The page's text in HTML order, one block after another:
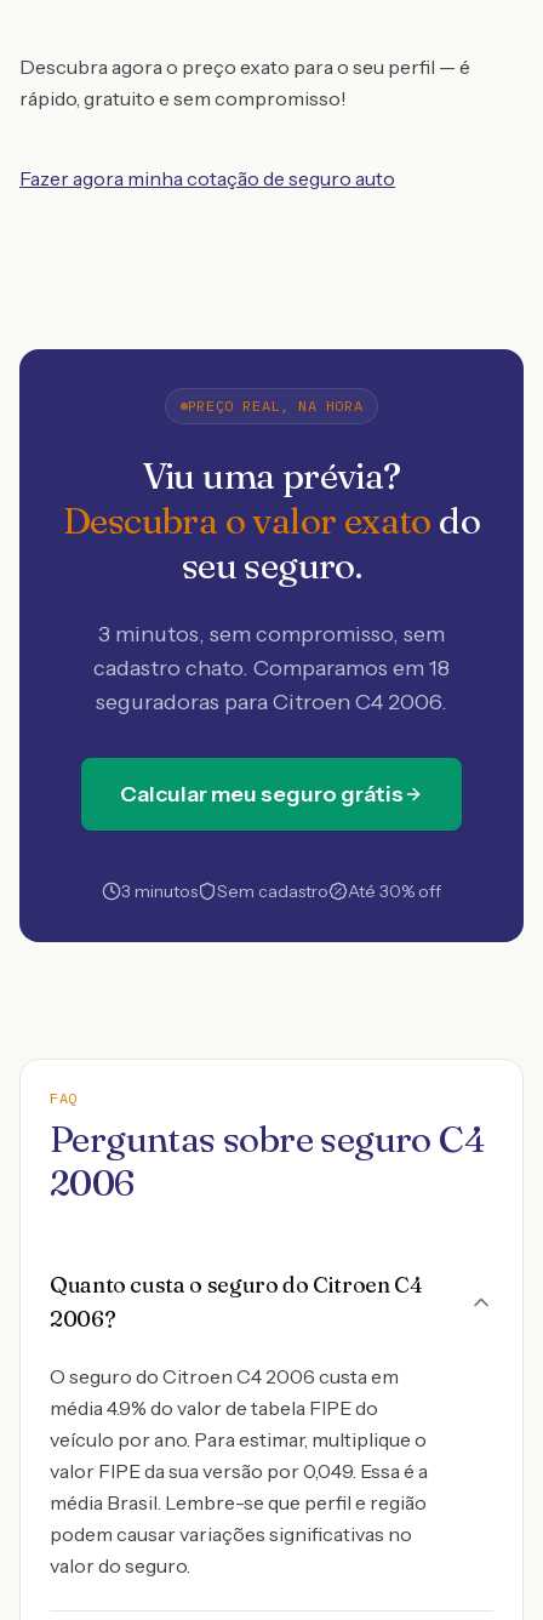
Descubra agora o preço exato para o seu perfil — é
rápido, gratuito e sem compromisso!
Fazer agora minha cotação de seguro auto
PREÇO REAL, NA HORA
Viu uma prévia?
Descubra o valor exato do
seu seguro.
3 minutos, sem compromisso, sem
cadastro chato. Comparamos em 18
seguradoras para Citroen C4 2006.
Calcular meu seguro grátis
3 minutos Sem cadastro Até 30% off
FAQ
Perguntas sobre seguro C4
2006
Quanto custa o seguro do Citroen C4
2006?
O seguro do Citroen C4 2006 custa em
média 4.9% do valor de tabela FIPE do
veículo por ano. Para estimar, multiplique o
valor FIPE da sua versão por 0,049. Essa é a
média Brasil. Lembre-se que perfil e região
podem causar variações significativas no
valor do seguro.